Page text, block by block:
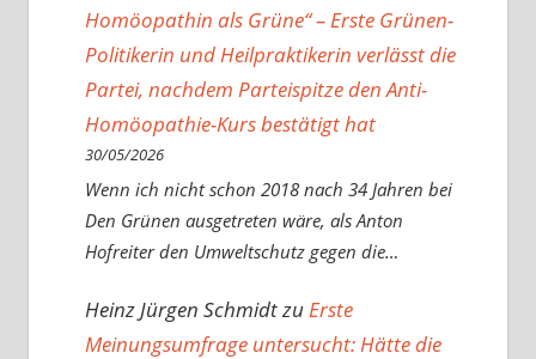
Homöopathin als Grüne“ – Erste Grünen-
Politikerin und Heilpraktikerin verlässt die
Partei, nachdem Parteispitze den Anti-
Homöopathie-Kurs bestätigt hat
30/05/2026
Wenn ich nicht schon 2018 nach 34 Jahren bei
Den Grünen ausgetreten wäre, als Anton
Hofreiter den Umweltschutz gegen die…
Heinz Jürgen SchmidtzuErste
Meinungsumfrage untersucht: Hätte die